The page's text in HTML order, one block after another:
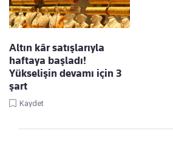
Altın kâr satışlarıyla
haftaya başladı!
Yükselişin devamı için 3
şart
Kaydet